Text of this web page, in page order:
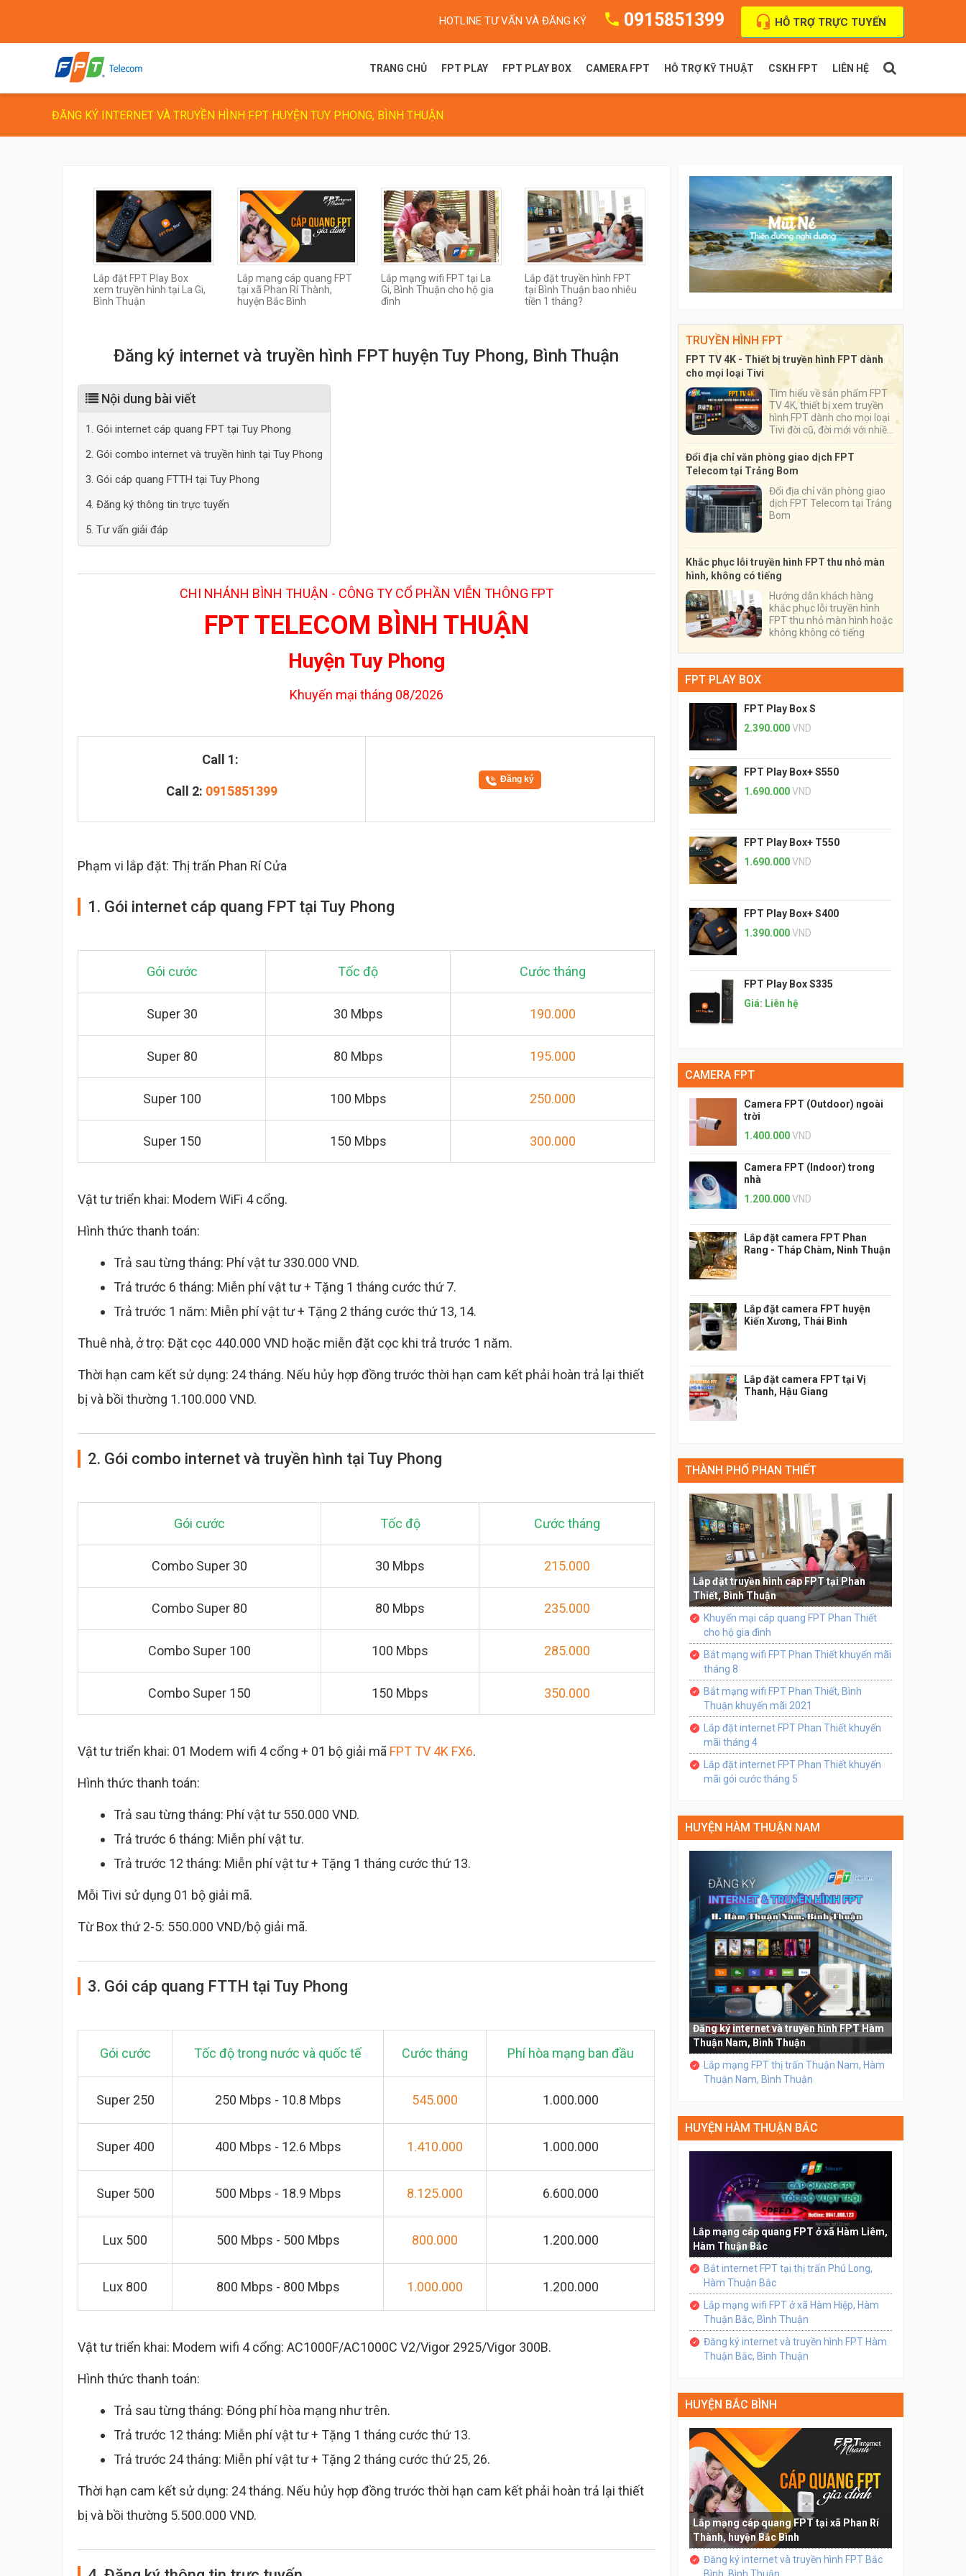
HOTLINE TƯ VẤN VÀ ĐĂNG KÝ 0915851399 HỖ TRỢ TRỰC TUYẾN
TRANG CHỦ FPT PLAY
Truyền hình FPT
FPT PLAY BOX
FPT Play Box+ S550
FPT Play Box+ S400
CAMERA FPT HỖ TRỢ KỸ THUẬT CSKH FPT LIÊN HỆ
ĐĂNG KÝ INTERNET VÀ TRUYỀN HÌNH FPT HUYỆN TUY PHONG, BÌNH THUẬN
Lắp đặt FPT Play Box
xem truyền hình tại La Gi,
Bình Thuận
Lắp mạng cáp quang FPT
tại xã Phan Rí Thành,
huyện Bắc Bình
Lắp mạng wifi FPT tại La
Gi, Bình Thuận cho hộ gia
đình
Lắp đặt truyền hình FPT
tại Bình Thuận bao nhiêu
tiền 1 tháng?
Đăng ký internet và truyền hình FPT huyện Tuy Phong, Bình Thuận
Nội dung bài viết
1. Gói internet cáp quang FPT tại Tuy Phong
2. Gói combo internet và truyền hình tại Tuy Phong
3. Gói cáp quang FTTH tại Tuy Phong
4. Đăng ký thông tin trực tuyến
5. Tư vấn giải đáp
CHI NHÁNH BÌNH THUẬN - CÔNG TY CỔ PHẦN VIỄN THÔNG FPT
FPT TELECOM BÌNH THUẬN
Huyện Tuy Phong
Khuyến mại tháng 08/2026
Call 1:
Call 2: 0915851399
Đăng ký
Phạm vi lắp đặt: Thị trấn Phan Rí Cửa
1. Gói internet cáp quang FPT tại Tuy Phong
Gói cước Tốc độ Cước tháng
Super 30 30 Mbps 190.000
Super 80 80 Mbps 195.000
Super 100 100 Mbps 250.000
Super 150 150 Mbps 300.000
Vật tư triển khai: Modem WiFi 4 cổng.
Hình thức thanh toán:
Trả sau từng tháng: Phí vật tư 330.000 VND.
Trả trước 6 tháng: Miễn phí vật tư + Tặng 1 tháng cước thứ 7.
Trả trước 1 năm: Miễn phí vật tư + Tặng 2 tháng cước thứ 13, 14.
Thuê nhà, ở trọ: Đặt cọc 440.000 VND hoặc miễn đặt cọc khi trả trước 1 năm.
Thời hạn cam kết sử dụng: 24 tháng. Nếu hủy hợp đồng trước thời hạn cam kết phải hoàn trả lại thiết
bị và bồi thường 1.100.000 VND.
2. Gói combo internet và truyền hình tại Tuy Phong
Gói cước Tốc độ Cước tháng
Combo Super 30 30 Mbps 215.000
Combo Super 80 80 Mbps 235.000
Combo Super 100 100 Mbps 285.000
Combo Super 150 150 Mbps 350.000
Vật tư triển khai: 01 Modem wifi 4 cổng + 01 bộ giải mã FPT TV 4K FX6.
Hình thức thanh toán:
Trả sau từng tháng: Phí vật tư 550.000 VND.
Trả trước 6 tháng: Miễn phí vật tư.
Trả trước 12 tháng: Miễn phí vật tư + Tặng 1 tháng cước thứ 13.
Mỗi Tivi sử dụng 01 bộ giải mã.
Từ Box thứ 2-5: 550.000 VND/bộ giải mã.
3. Gói cáp quang FTTH tại Tuy Phong
Gói cước Tốc độ trong nước và quốc tế Cước tháng Phí hòa mạng ban đầu
Super 250 250 Mbps - 10.8 Mbps 545.000 1.000.000
Super 400 400 Mbps - 12.6 Mbps 1.410.000 1.000.000
Super 500 500 Mbps - 18.9 Mbps 8.125.000 6.600.000
Lux 500 500 Mbps - 500 Mbps 800.000 1.200.000
Lux 800 800 Mbps - 800 Mbps 1.000.000 1.200.000
Vật tư triển khai: Modem wifi 4 cổng: AC1000F/AC1000C V2/Vigor 2925/Vigor 300B.
Hình thức thanh toán:
Trả sau từng tháng: Đóng phí hòa mạng như trên.
Trả trước 12 tháng: Miễn phí vật tư + Tặng 1 tháng cước thứ 13.
Trả trước 24 tháng: Miễn phí vật tư + Tặng 2 tháng cước thứ 25, 26.
Thời hạn cam kết sử dụng: 24 tháng. Nếu hủy hợp đồng trước thời hạn cam kết phải hoàn trả lại thiết
bị và bồi thường 5.500.000 VND.
TRUYỀN HÌNH FPT
FPT TV 4K - Thiết bị truyền hình FPT dành
cho mọi loại Tivi
Tìm hiểu về sản phẩm FPT
TV 4K, thiết bị xem truyền
hình FPT dành cho mọi loại
Tivi đời cũ, đời mới với nhiều
kênh truyền hình lên tới hơn
200 kênh
Đổi địa chỉ văn phòng giao dịch FPT
Telecom tại Trảng Bom
Đổi địa chỉ văn phòng giao
dịch FPT Telecom tại Trảng
Bom
Khắc phục lỗi truyền hình FPT thu nhỏ màn
hình, không có tiếng
Hướng dẫn khách hàng
khắc phục lỗi truyền hình
FPT thu nhỏ màn hình hoặc
không không có tiếng
FPT PLAY BOX
FPT Play Box S
2.390.000VND
FPT Play Box+ S550
1.690.000VND
FPT Play Box+ T550
1.690.000VND
FPT Play Box+ S400
1.390.000VND
FPT Play Box S335
Giá: Liên hệ
CAMERA FPT
Camera FPT (Outdoor) ngoài
trời
1.400.000VND
Camera FPT (Indoor) trong
nhà
1.200.000VND
Lắp đặt camera FPT Phan
Rang - Tháp Chàm, Ninh Thuận
Lắp đặt camera FPT huyện
Kiến Xương, Thái Bình
Lắp đặt camera FPT tại Vị
Thanh, Hậu Giang
THÀNH PHỐ PHAN THIẾT
Lắp đặt truyền hình cáp FPT tại Phan
Thiết, Bình Thuận
Khuyến mại cáp quang FPT Phan Thiết
cho hộ gia đình
Bắt mạng wifi FPT Phan Thiết khuyến mãi
tháng 8
Bắt mạng wifi FPT Phan Thiết, Bình
Thuận khuyến mãi 2021
Lắp đặt internet FPT Phan Thiết khuyến
mãi tháng 4
Lắp đặt internet FPT Phan Thiết khuyến
mãi gói cước tháng 5
HUYỆN HÀM THUẬN NAM
Đăng ký internet và truyền hình FPT Hàm
Thuận Nam, Bình Thuận
Lắp mạng FPT thị trấn Thuận Nam, Hàm
Thuận Nam, Bình Thuận
HUYỆN HÀM THUẬN BẮC
Lắp mạng cáp quang FPT ở xã Hàm Liêm,
Hàm Thuận Bắc
Bắt internet FPT tại thị trấn Phú Long,
Hàm Thuận Bắc
Lắp mạng wifi FPT ở xã Hàm Hiệp, Hàm
Thuận Bắc, Bình Thuận
Đăng ký internet và truyền hình FPT Hàm
Thuận Bắc, Bình Thuận
HUYỆN BẮC BÌNH
Lắp mạng cáp quang FPT tại xã Phan Rí
Thành, huyện Bắc Bình
Đăng ký internet và truyền hình FPT Bắc
Bình, Bình Thuận